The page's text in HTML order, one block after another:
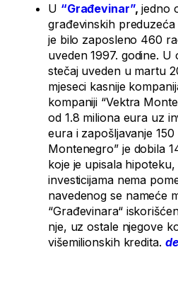
U “Građevinar”, jedno
građevinskih
je bilo zaposleno 460
uveden 1997. godine.
stečaj uveden u martu
mjeseci kasnije
kompaniji “Vektra
od 1.8 miliona eura uz
eura i zapošljavanje
Montenegro” je dobila
koje je upisala
investicijama nema
navedenog se nameće
“Građevinara“
nje, uz ostale njegove
višemilionskih kredita.